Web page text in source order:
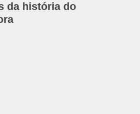
da história do